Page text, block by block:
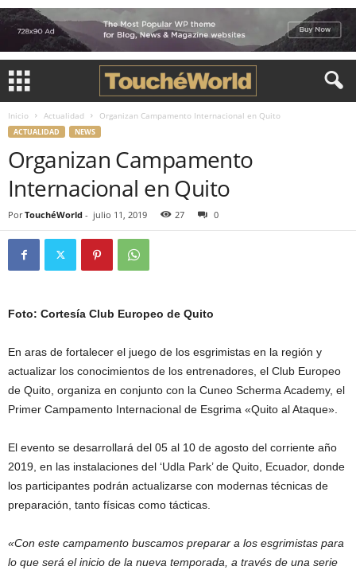
Inicio Actualidad Organizan Campamento Internacional en Quito
ACTUALIDAD NEWS
Organizan Campamento
Internacional en Quito
Por TouchéWorld - julio 11, 2019 27 0
Foto: Cortesía Club Europeo de Quito
En aras de fortalecer el juego de los esgrimistas en la región y
actualizar los conocimientos de los entrenadores, el Club Europeo
de Quito, organiza en conjunto con la Cuneo Scherma Academy, el
Primer Campamento Internacional de Esgrima «Quito al Ataque».
El evento se desarrollará del 05 al 10 de agosto del corriente año
2019, en las instalaciones del ‘Udla Park’ de Quito, Ecuador, donde
los participantes podrán actualizarse con modernas técnicas de
preparación, tanto físicas como tácticas.
«Con este campamento buscamos preparar a los esgrimistas para
lo que será el inicio de la nueva temporada, a través de una serie